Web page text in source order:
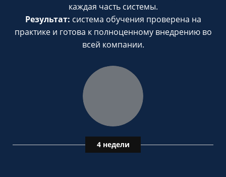
4 недели
каждая часть системы.
Результат: система обучения проверена на
практике и готова к полноценному внедрению во
всей компании.